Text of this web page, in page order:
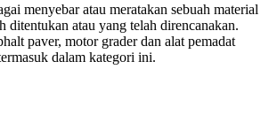
menyebar atau meratakan sebuah material
ditentukan atau yang telah direncanakan.
paver, motor grader dan alat pemadat
dalam kategori ini.